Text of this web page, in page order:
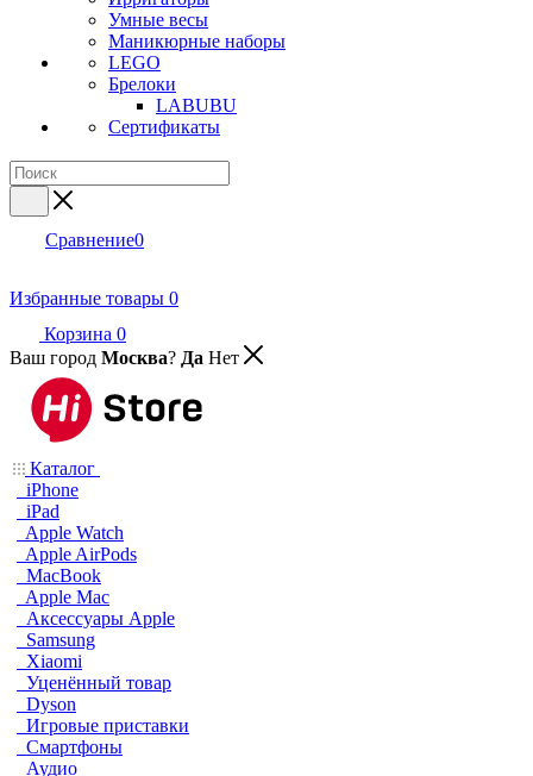
Умные весы
Маникюрные наборы
LEGO
Брелоки
LABUBU
Сертификаты
Сравнение0
Избранные товары 0
Корзина 0
Ваш город Москва? Да Нет
Каталог
iPhone
iPad
Apple Watch
Apple AirPods
MacBook
Apple Mac
Аксессуары Apple
Samsung
Xiaomi
Уценённый товар
Dyson
Игровые приставки
Смартфоны
Аудио